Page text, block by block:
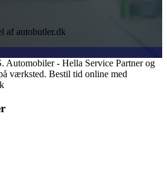
af autobutler.dk
Automobiler - Hella Service Partner og
værksted. Bestil tid online med